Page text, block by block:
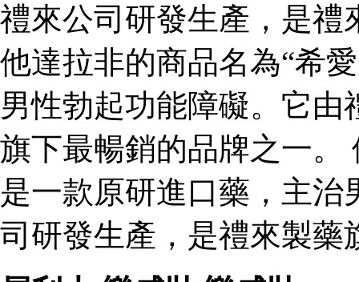
禮來公司研發生產，是禮
他達拉非的商品名為“希
男性勃起功能障礙。它
旗下最暢銷的品牌之一。
是一款原研進口藥，主
司研發生產，是禮來製藥